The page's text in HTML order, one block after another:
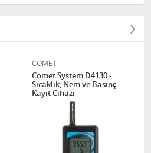
COMET
Comet System D4130 -
Sıcaklık, Nem ve Basınç
Kayıt Cihazı